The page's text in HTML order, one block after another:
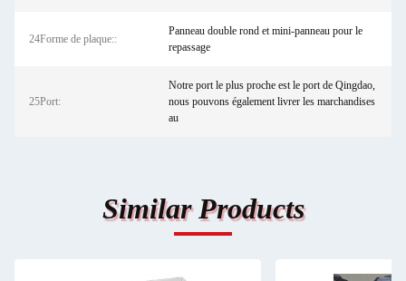
24Forme de plaque::
Panneau double rond et mini-panneau pour le
repassage
25Port:
Notre port le plus proche est le port de Qingdao,
nous pouvons également livrer les marchandises
au
Similar Products